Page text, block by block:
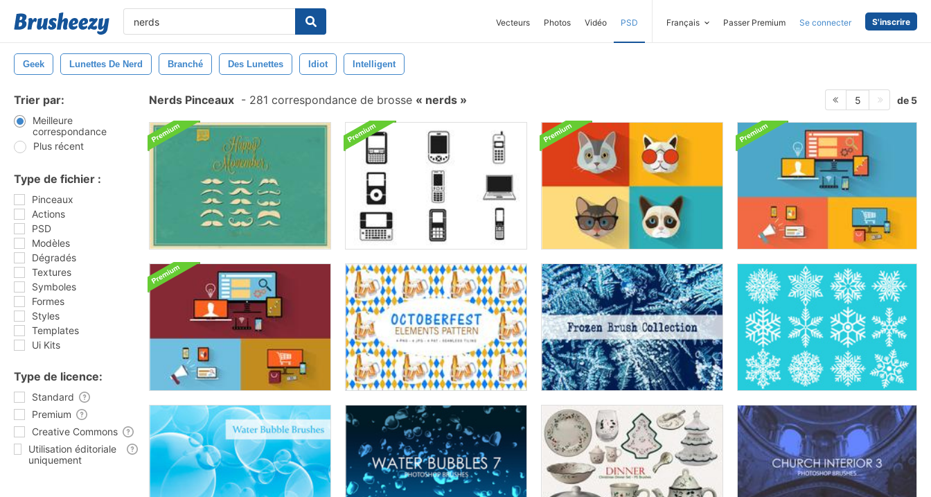
Vecteurs Photos Vidéo PSD Français Passer Premium Se connecter S'inscrire
Geek Lunettes De Nerd Branché Des Lunettes Idiot Intelligent
Trier par:
Meilleure
correspondance
Plus récent
Type de fichier :
Pinceaux
Actions
PSD
Modèles
Dégradés
Textures
Symboles
Formes
Styles
Templates
Ui Kits
Type de licence:
Standard
Premium
Creative Commons
Utilisation éditoriale
uniquement
Nerds Pinceaux - 281 correspondance de brosse nerds 5 de 5